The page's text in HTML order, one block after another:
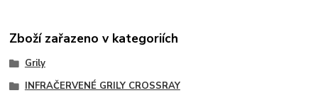
Zboží zařazeno v kategoriích
Grily
INFRAČERVENÉ GRILY CROSSRAY